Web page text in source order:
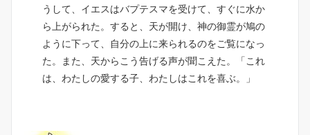
うして、イエスはバプテスマを受けて、すぐに水か
ら上がられた。すると、天が開け、神の御霊が鳩の
ように下って、自分の上に来られるのをご覧になっ
た。また、天からこう告げる声が聞こえた。「これ
は、わたしの愛する子、わたしはこれを喜ぶ。」